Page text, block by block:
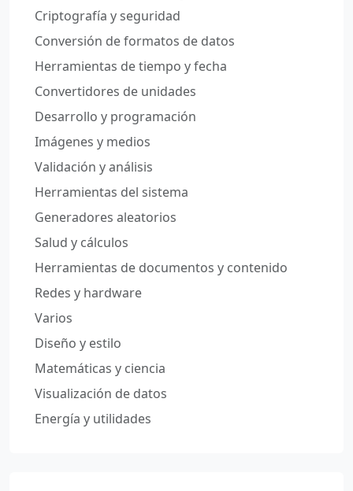
Criptografía y seguridad
Conversión de formatos de datos
Herramientas de tiempo y fecha
Convertidores de unidades
Desarrollo y programación
Imágenes y medios
Validación y análisis
Herramientas del sistema
Generadores aleatorios
Salud y cálculos
Herramientas de documentos y contenido
Redes y hardware
Varios
Diseño y estilo
Matemáticas y ciencia
Visualización de datos
Energía y utilidades